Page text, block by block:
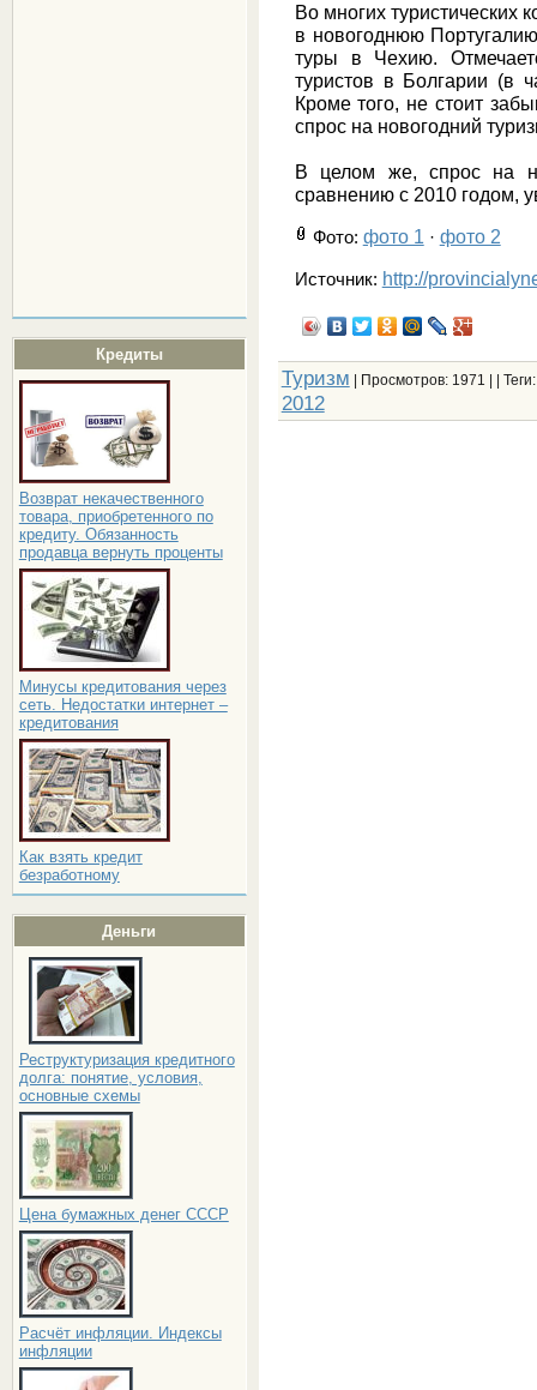
Кредиты
Возврат некачественного
товара, приобретенного по
кредиту. Обязанность
продавца вернуть проценты
Минусы кредитования через
сеть. Недостатки интернет –
кредитования
Как взять кредит
безработному
Деньги
Реструктуризация кредитного
долга: понятие, условия,
основные схемы
Цена бумажных денег СССР
Расчёт инфляции. Индексы
инфляции
Во многих туристических
в новогоднюю
туры в Чехию.
туристов в Болгарии (в
Кроме того, не стоит
спрос на новогодний
В целом же, спрос на
сравнению с 2010 годом,
Фото: фото 1 · фото 2
Источник: http://
Туризм Просмотров: 1971 | | Теги
2012